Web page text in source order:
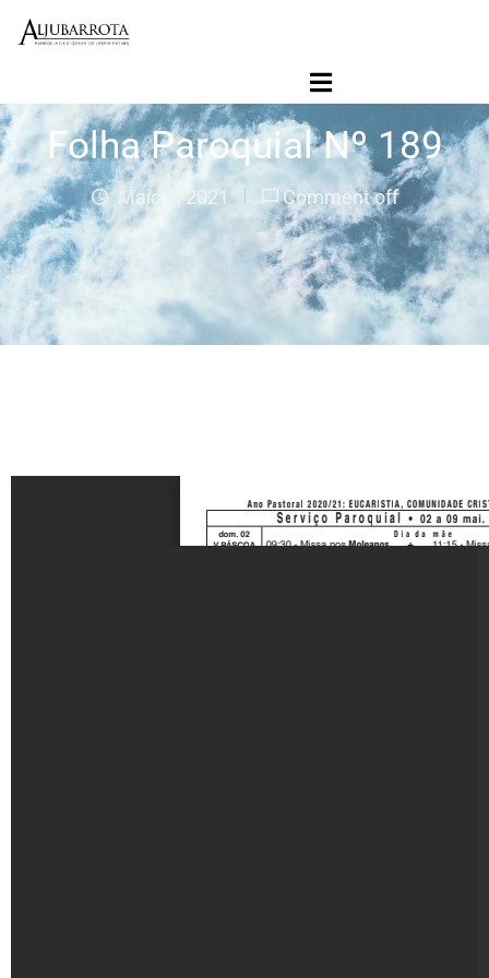
Paróquia
Ligações
Jornal Contacto SVD
Folha Paroquial Nº 189
Maio 3, 2021 Comment off